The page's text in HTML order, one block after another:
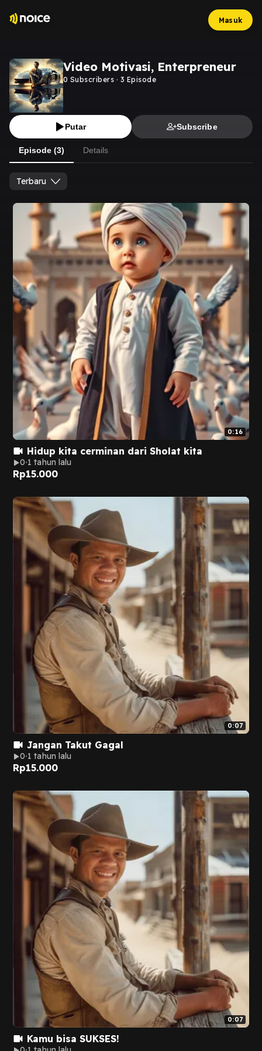
Masuk
Video Motivasi, Enterpreneur
0 Subscribers · 3 Episode
Putar Subscribe
Episode (3) Details
Terbaru
0:16
Hidup kita cerminan dari Sholat kita
0 1 tahun lalu
Rp15.000
0:07
Jangan Takut Gagal
0 1 tahun lalu
Rp15.000
0:07
Kamu bisa SUKSES!